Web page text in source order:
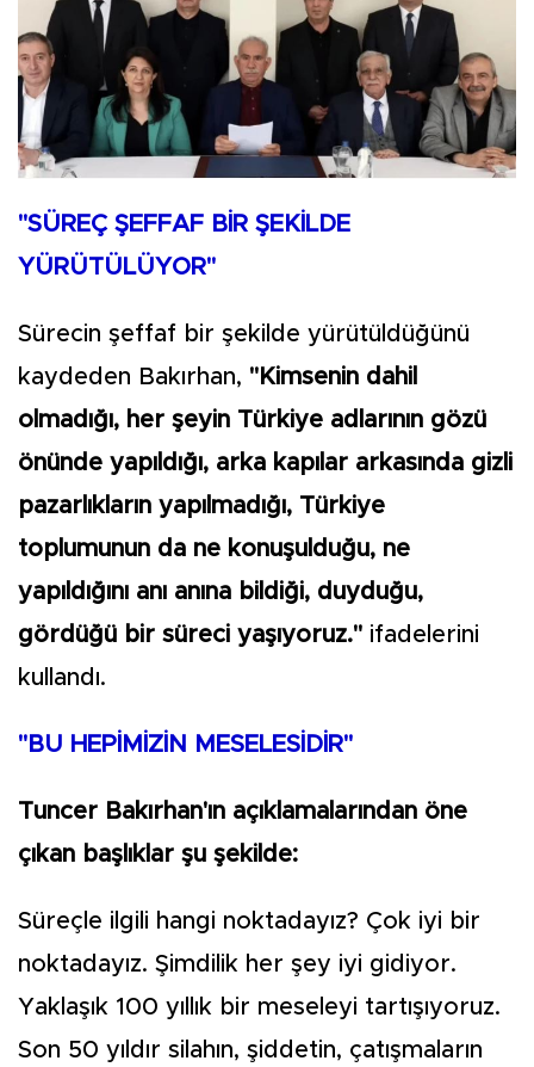
"SÜREÇ ŞEFFAF BİR ŞEKİLDE
YÜRÜTÜLÜYOR"
Sürecin şeffaf bir şekilde yürütüldüğünü
kaydeden Bakırhan, "Kimsenin dahil
olmadığı, her şeyin Türkiye adlarının gözü
önünde yapıldığı, arka kapılar arkasında gizli
pazarlıkların yapılmadığı, Türkiye
toplumunun da ne konuşulduğu, ne
yapıldığını anı anına bildiği, duyduğu,
gördüğü bir süreci yaşıyoruz." ifadelerini
kullandı.
"BU HEPİMİZİN MESELESİDİR"
Tuncer Bakırhan'ın açıklamalarından öne
çıkan başlıklar şu şekilde:
Süreçle ilgili hangi noktadayız? Çok iyi bir
noktadayız. Şimdilik her şey iyi gidiyor.
Yaklaşık 100 yıllık bir meseleyi tartışıyoruz.
Son 50 yıldır silahın, şiddetin, çatışmaların